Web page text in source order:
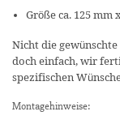
Größe ca. 125 mm
Nicht die
doch einfach, wir
spezifischen
Montagehinweise: